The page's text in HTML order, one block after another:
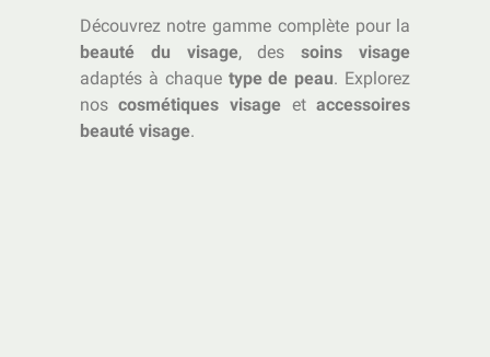
Découvrez notre gamme complète pour la
beauté du visage, dessoins visage
adaptés à chaque type de peau. Explorez
noscosmétiques visage etaccessoires
beauté visage.